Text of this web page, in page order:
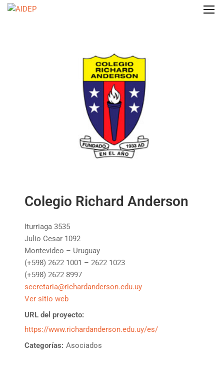
Colegio Richard Anderson
Iturriaga 3535
Julio Cesar 1092
Montevideo – Uruguay
(+598) 2622 1001 – 2622 1023
(+598) 2622 8997
secretaria@richardanderson.edu.uy
Ver sitio web
URL del proyecto:
https://www.richardanderson.edu.uy/es/
Categorías: Asociados